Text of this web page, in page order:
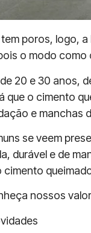
poros, logo,
o modo
20 e 30
o cimento
e manchas
se veem
durável e de
nossos